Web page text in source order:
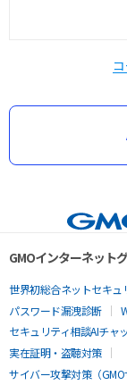
GMOインターネット
世界初総合ネットセキュ
パスワード漏洩診断
セキュリティ相談AIチャ
実在証明・盗聴対策
サイバー攻撃対策（